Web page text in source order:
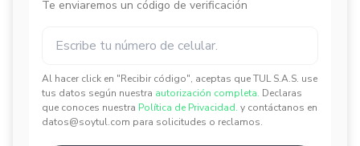
Te enviaremos un código de verificación
Al hacer click en "Recibir código", aceptas que TUL S.A.S. use
tus datos según nuestra autorización completa. Declaras
que conoces nuestra Política de Privacidad. y contáctanos en
datos@soytul.com para solicitudes o reclamos.
✕
✕